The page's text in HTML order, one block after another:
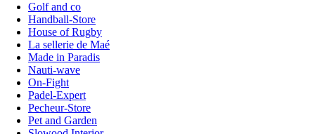
Golf and co
Handball-Store
House of Rugby
La sellerie de Maé
Made in Paradis
Nauti-wave
On-Fight
Padel-Expert
Pecheur-Store
Pet and Garden